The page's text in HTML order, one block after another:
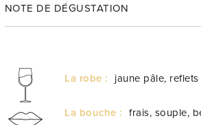
NOTE DE DÉGUSTATION
La robe : jaune pâle,
La bouche : frais, souple,